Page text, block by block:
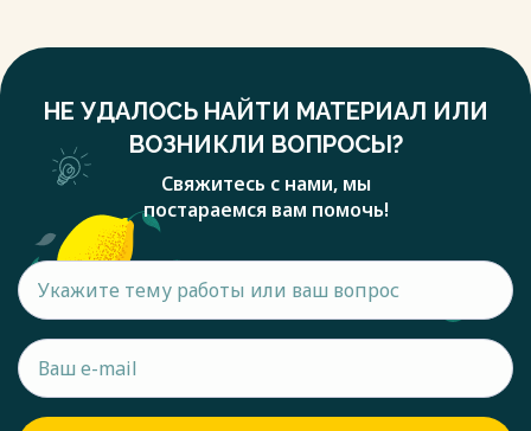
НЕ УДАЛОСЬ НАЙТИ МАТЕРИАЛ ИЛИ
ВОЗНИКЛИ ВОПРОСЫ?
Свяжитесь с нами, мы
постараемся вам помочь!